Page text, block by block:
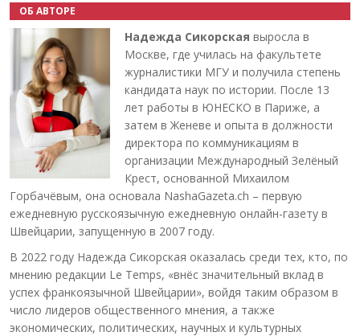
ОБ АВТОРЕ
Надежда Сикорская выросла в
Москве, где училась на факультете
журналистики МГУ и получила степень
кандидата наук по истории. После 13
лет работы в ЮНЕСКО в Париже, а
затем в Женеве и опыта в должности
директора по коммуникациям в
организации Международный Зелёный
Крест, основанной Михаилом
Горбачёвым, она основала NashaGazeta.ch – первую
ежедневную русскоязычную ежедневную онлайн-газету в
Швейцарии, запущенную в 2007 году.
В 2022 году Надежда Сикорская оказалась среди тех, кто, по
мнению редакции Le Temps, «внёс значительный вклад в
успех франкоязычной Швейцарии», войдя таким образом в
число лидеров общественного мнения, а также
экономических, политических, научных и культурных